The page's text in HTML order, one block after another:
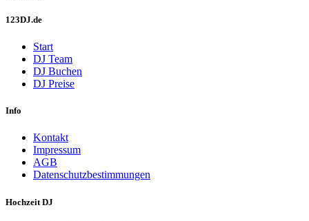
123DJ.de
Start
DJ Team
DJ Buchen
DJ Preise
Info
Kontakt
Impressum
AGB
Datenschutzbestimmungen
Hochzeit DJ